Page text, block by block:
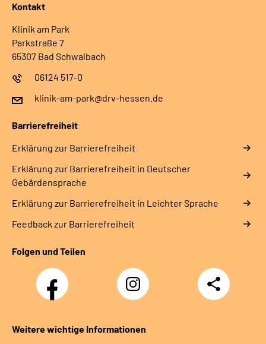
Kontakt
Klinik am Park
Parkstraße 7
65307 Bad Schwalbach
06124 517-0
klinik-am-park@drv-hessen.de
Barrierefreiheit
Erklärung zur Barrierefreiheit
Erklärung zur Barrierefreiheit in Deutscher
Gebärdensprache
Erklärung zur Barrierefreiheit in Leichter Sprache
Feedback zur Barrierefreiheit
Folgen und Teilen
Facebook Instagram
Teilen
Weitere wichtige Informationen